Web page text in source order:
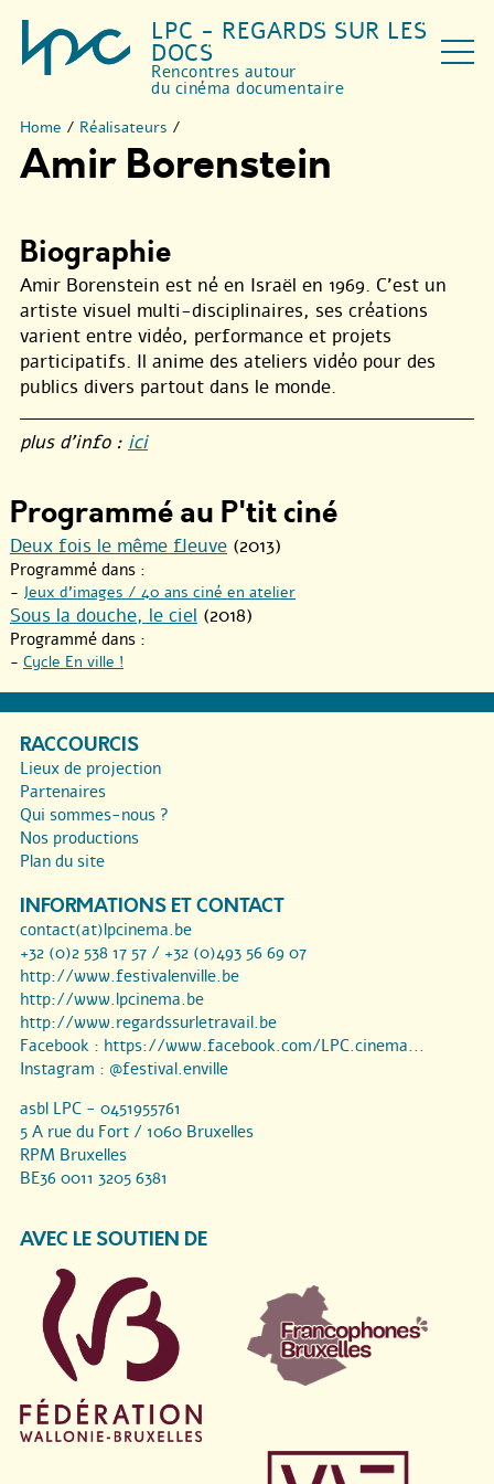
LPC - REGARDS SUR LES
DOCS
Rencontres autour
du cinéma documentaire
Home / Réalisateurs /
Amir Borenstein
Biographie
Amir Borenstein est né en Israël en 1969. C’est un
artiste visuel multi-disciplinaires, ses créations
varient entre vidéo, performance et projets
participatifs. Il anime des ateliers vidéo pour des
publics divers partout dans le monde.
plus d’info : ici
Programmé au P'tit ciné
Deux fois le même fleuve (2013)
Programmé dans :
- Jeux d’images / 40 ans ciné en atelier
Sous la douche, le ciel (2018)
Programmé dans :
- Cycle En ville !
RACCOURCIS
Lieux de projection
Partenaires
Qui sommes-nous ?
Nos productions
Plan du site
INFORMATIONS ET CONTACT
contact(at)lpcinema.be
+32 (0)2 538 17 57 / +32 (0)493 56 69 07
http://www.festivalenville.be
http://www.lpcinema.be
http://www.regardssurletravail.be
Facebook : https://www.facebook.com/LPC.cinema...
Instagram : @festival.enville
asbl LPC - 0451955761
5 A rue du Fort / 1060 Bruxelles
RPM Bruxelles
BE36 0011 3205 6381
AVEC LE SOUTIEN DE